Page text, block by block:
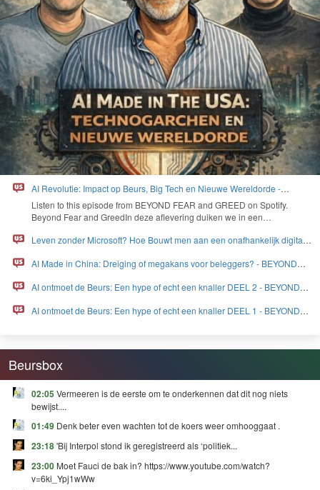
AI Revolutie: Impact op Beurs, Big Tech en Nieuwe Wereldorde -
BEYOND FEAR and GREED
Lis­ten to this episode from BEYOND FEAR and GREED on Spo­ti­fy.
Beyond Fear and Greed­In deze aflev­er­ing duiken we in een…
Leven zonder Microsoft? Hoe Bouwt men aan een onafhankelijk digitaal
AI Made in China: Dreiging of megakans voor beleggers? - BEYOND
AI ontmoet de Beurs: Een hype of echt een knaller DEEL 2 - BEYOND
AI ontmoet de Beurs: Een hype of echt een knaller DEEL 1 - BEYOND
Beursbox
02:05 Vermeeren is de eerste om te onderkennen dat dit nog niets
bewijst....
01:49 Denk beter even wachten tot de koers weer omhooggaat .
23:18'Bij Interpol stond ik geregistreerd als ‘politiek...
23:00 Moet Fauci de bak in? https://www.youtube.com/watch?
v=6ki_Ypj1wWw